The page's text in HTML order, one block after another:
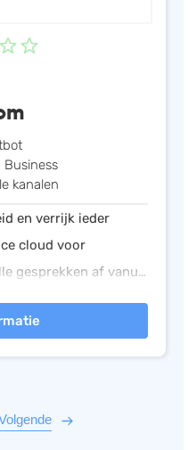
kanalen
en verrijk ieder
cloud voor
gesprekken af vanuit
verzoeken.